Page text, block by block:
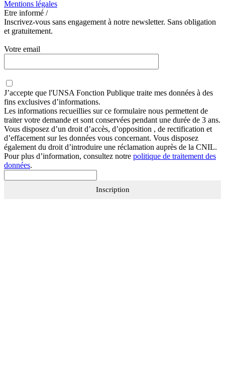
Mentions légales
Etre informé /
Inscrivez-vous sans engagement à notre newsletter. Sans obligation
et gratuitement.
Votre email
J’accepte que l'UNSA Fonction Publique traite mes données à des
fins exclusives d’informations.
Les informations recueillies sur ce formulaire nous permettent de
traiter votre demande et sont conservées pendant une durée de 3 ans.
Vous disposez d’un droit d’accès, d’opposition , de rectification et
d’effacement sur les données vous concernant. Vous disposez
également du droit d’introduire une réclamation auprès de la CNIL.
Pour plus d’information, consultez notre politique de traitement des
données.
Inscription